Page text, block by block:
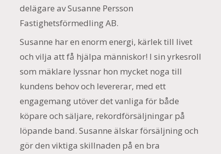
delägare av Susanne Persson
Fastighetsförmedling AB.
Susanne har en enorm energi, kärlek till livet
och vilja att få hjälpa människor! I sin yrkesroll
som mäklare lyssnar hon mycket noga till
kundens behov och levererar, med ett
engagemang utöver det vanliga för både
köpare och säljare, rekordförsäljningar på
löpande band. Susanne älskar försäljning och
gör den viktiga skillnaden på en bra